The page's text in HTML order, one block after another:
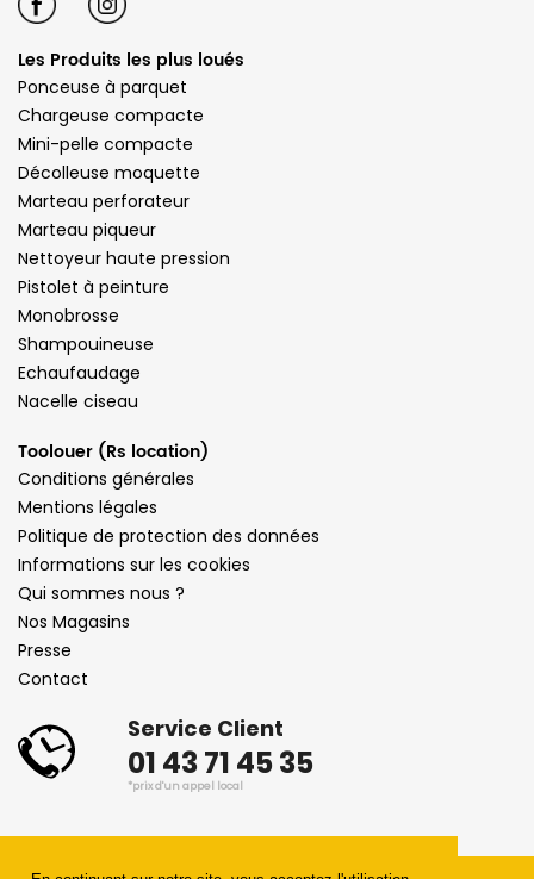
Les Produits les plus loués
Ponceuse à parquet
Chargeuse compacte
Mini-pelle compacte
Décolleuse moquette
Marteau perforateur
Marteau piqueur
Nettoyeur haute pression
Pistolet à peinture
Monobrosse
Shampouineuse
Echaufaudage
Nacelle ciseau
Toolouer (Rs location)
Conditions générales
Mentions légales
Politique de protection des données
Informations sur les cookies
Qui sommes nous ?
Nos Magasins
Presse
Contact
Service Client
01 43 71 45 35
*prix d'un appel local